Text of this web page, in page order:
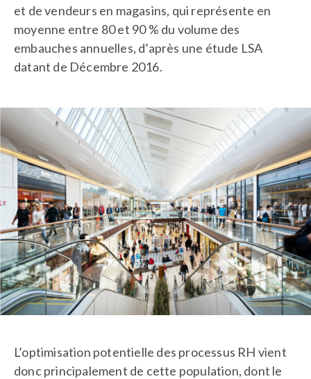
et de vendeurs en magasins, qui représente en
moyenne entre 80 et 90 % du volume des
embauches annuelles, d’après une étude LSA
datant de Décembre 2016.
L’optimisation potentielle des processus RH vient
donc principalement de cette population, dont le